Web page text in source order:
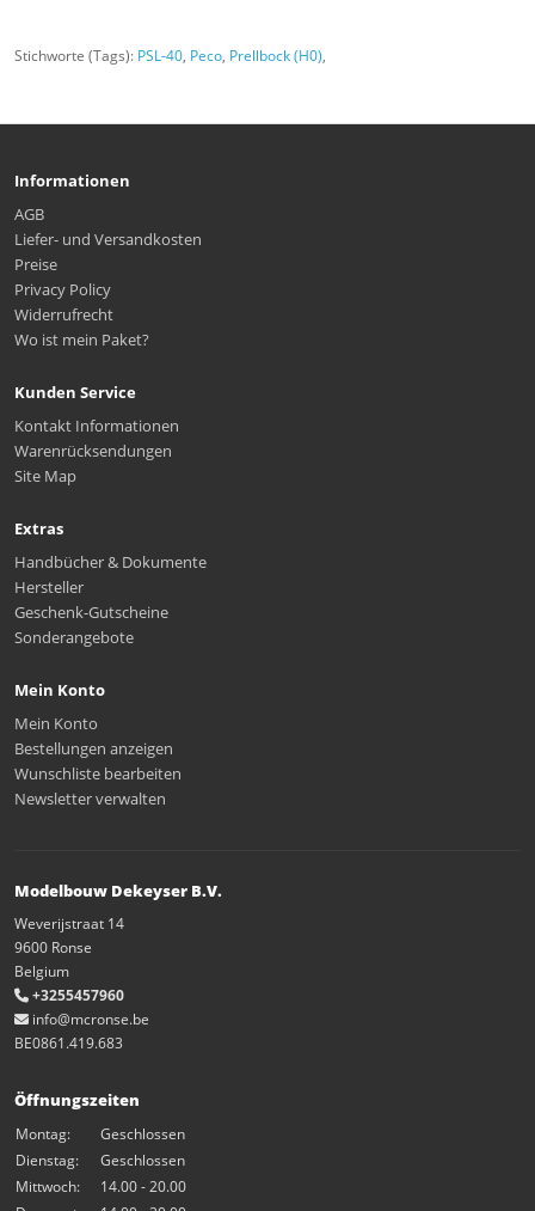
Stichworte (Tags): PSL-40, Peco, Prellbock (H0),
Informationen
AGB
Liefer- und Versandkosten
Preise
Privacy Policy
Widerrufrecht
Wo ist mein Paket?
Kunden Service
Kontakt Informationen
Warenrücksendungen
Site Map
Extras
Handbücher & Dokumente
Hersteller
Geschenk-Gutscheine
Sonderangebote
Mein Konto
Mein Konto
Bestellungen anzeigen
Wunschliste bearbeiten
Newsletter verwalten
Modelbouw Dekeyser B.V.
Weverijstraat 14
9600 Ronse
Belgium
+3255457960
info@mcronse.be
BE0861.419.683
Öffnungszeiten
Montag:
Geschlossen
Dienstag:
Geschlossen
Mittwoch:
14.00 - 20.00